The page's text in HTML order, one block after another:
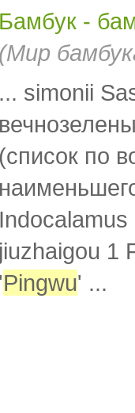
Бамбук -
(Мир
... simonii
(список по
jiuzhaigou 1
'Pingwu' ...